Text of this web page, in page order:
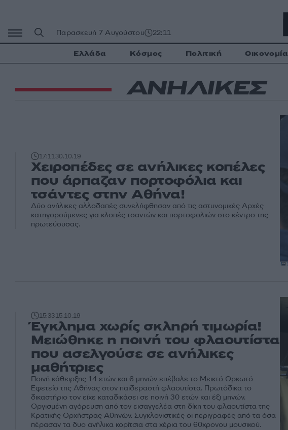
περιεχόμενο
Παρασκευή 7 Αυγούστου 22:11
Ελλάδα Κόσμος Πολιτική Οικονομία
ΑΝΗΛΙΚΕΣ
17:1130.10.19
Χειροπέδες σε ανήλικες κοπέλες
που άρπαζαν πορτοφόλια και
τσάντες στην Αθήνα!
Δύο ανήλικες αλλοδαπές συνελήφθησαν από τις αστυνομικές Αρχές
κατηγορούμενες για κλοπές τσαντών και πορτοφολιών στο κέντρο της
πρωτεύουσας.
15:3315.10.19
Έγκλημα χωρίς σκληρή τιμωρία!
Μειώθηκε η ποινή του φλαουτίστα
που ασελγούσε σε ανήλικες
μαθήτριες
Ποινή κάθειρξης 14 ετών και 6 μηνών επέβαλε το Μεικτό Ορκωτό
Εφετείο της Αθήνας στον παιδεραστή φλαουτίστα. Πρωτόδικα το
δικαστήριο τον είχε καταδικάσει σε ποινή 30 ετών και έξι μηνών.
Οργισμένη αγόρευση από τον εισαγγελέα στη δίκη του φλαουτίστα της
Κρατικής Ορχήστρας Αθηνών. Συγκλονιστικές οι περιγραφές από τα όσα
πέρασαν τα δυο ανήλικα κορίτσια στα χέρια του 60χρονου μουσικού.